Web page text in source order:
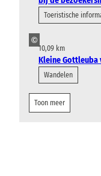
Toeristische
©
10,09 km
Kleine
Wandelen
Toon meer